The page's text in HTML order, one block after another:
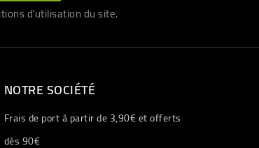
d'utilisation du site.
NOTRE SOCIÉTÉ
Frais de port à partir de 3,90€ et offerts
dès 90€